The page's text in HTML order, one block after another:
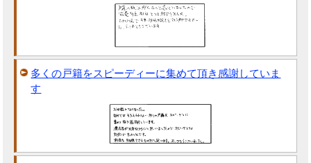
多くの戸籍をスピーディーに集めて頂き感謝していま
す